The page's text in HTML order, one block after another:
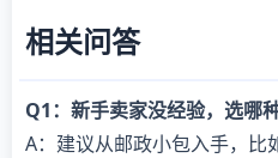
相关问答
Q1：新手卖家没经验，选哪
A：建议从邮政小包入手，比